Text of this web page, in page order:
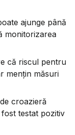
ajunge până
monitorizarea
că riscul pentru
mențin măsuri
croazieră
testat pozitiv